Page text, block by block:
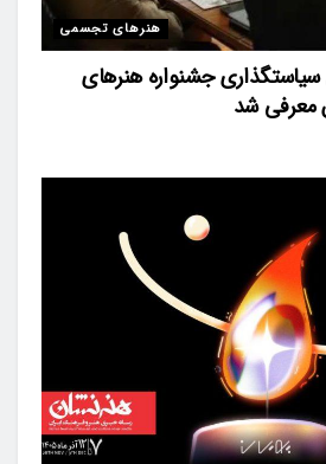
هنرهای تجسمی
جشنواره هنرهای
معرفی شد